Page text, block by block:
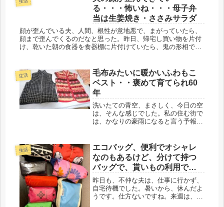
賢明な判断だね。そんなわけで、実家
終い...
る・・・怖いね・・・母子弁
当は生姜焼き・ささみサラダ
顔が歪んでいる夫、人間、根性が意地悪で、まがっていたら、
顔まで歪んでくるのだなと思った。昨日、帰宅し買い物を片付
け、乾いた朝の食器を食器棚に片付けていたら、鬼の形相で食
生活
毛布みたいに暖かいふわもこ
ベスト・・褒めて育てられ60
年
洗いたての青空、まさしく、今日の空
は、そんな感じでした。私の住む街で
は、かなりの豪雨になると言う予報が
ず。そして、今朝の快晴、メッチャ、
紫外線強そう(ﾟДﾟ;)いつも駅前に向...
生活
エコバッグ、便利でオシャレ
なのもあるけど、分けて持つ
バッグで、貰いもの利用で
す。
昨日も、不仲な夫は、仕事に行かず、
自宅待機でした。暑いから、休んだよ
うです。仕方ないですね。来週は、少